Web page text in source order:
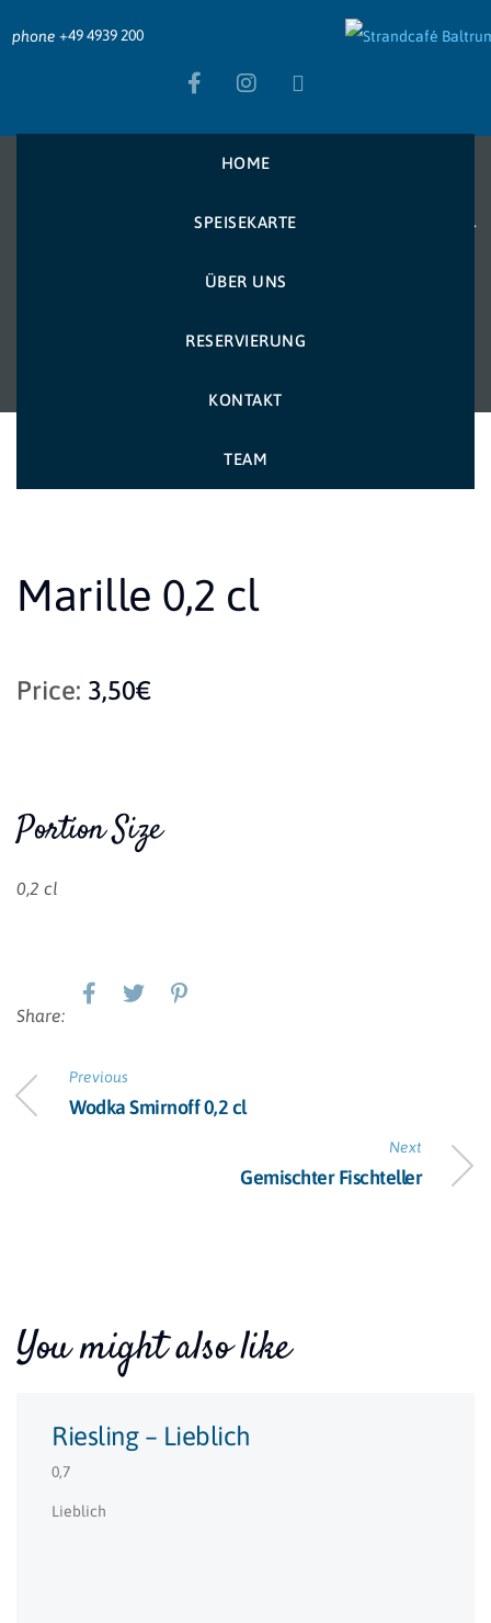
phone +49 4939 200
HOME
SPEISEKARTE
ÜBER UNS
RESERVIERUNG
KONTAKT
TEAM
> Menu Items
>
Marille 0,2 cl
Marille 0,2 cl
Price: 3,50€
Portion Size
0,2 cl
Share:
Previous
Wodka Smirnoff 0,2 cl
Next
Gemischter Fischteller
You might also like
Riesling – Lieblich
0,7
Lieblich